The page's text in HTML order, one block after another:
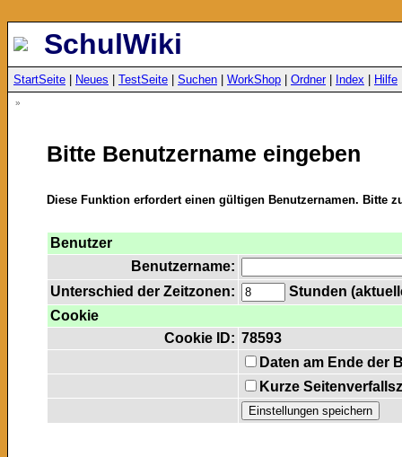
SchulWiki
StartSeite Neues TestSeite Suchen WorkShop Ordner| Index Hilfe
»
Bitte Benutzername eingeben
Diese Funktion erfordert einen gültigen Benutzernamen. Bitte
Benutzer
Benutzername:
Unterschied der Zeitzonen:
Stunden
Cookie
Cookie ID: 78593
Daten am Ende der
Kurze